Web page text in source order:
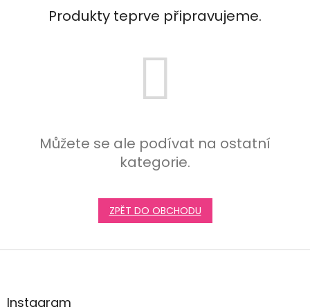
Produkty teprve připravujeme.
Můžete se ale podívat na ostatní
kategorie.
ZPĚT DO OBCHODU
Z
aInstagram